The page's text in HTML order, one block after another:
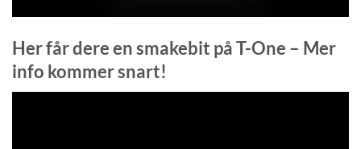
Her får dere en smakebit på T-One – Mer
info kommer snart!